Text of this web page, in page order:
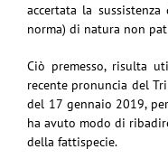
accertata la
norma) di natura non
Ciò premesso, risulta
recente pronuncia del
del 17 gennaio 2019,
ha avuto modo di
della fattispecie.